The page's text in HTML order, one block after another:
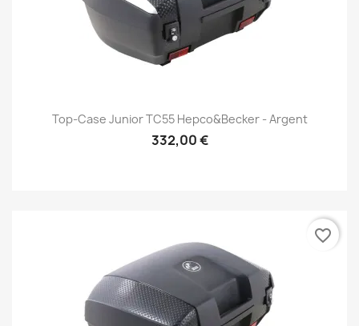
Top-Case Junior TC55 Hepco&Becker - Argent
332,00 €
favorite_border